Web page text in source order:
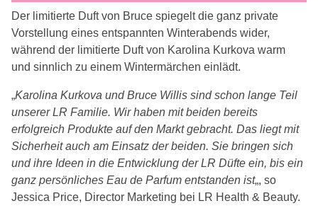
Der limitierte Duft von Bruce spiegelt die ganz private
Vorstellung eines entspannten Winterabends wider,
während der limitierte Duft von Karolina Kurkova warm
und sinnlich zu einem Wintermärchen einlädt.
„Karolina Kurkova und Bruce Willis sind schon lange Teil
unserer LR Familie. Wir haben mit beiden bereits
erfolgreich Produkte auf den Markt gebracht. Das liegt mit
Sicherheit auch am Einsatz der beiden. Sie bringen sich
und ihre Ideen in die Entwicklung der LR Düfte ein, bis ein
ganz persönliches Eau de Parfum entstanden ist„, so
Jessica Price, Director Marketing bei LR Health & Beauty.